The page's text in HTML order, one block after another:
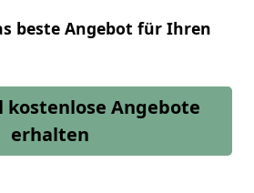
beste Angebot für Ihren
kostenlose Angebote
erhalten